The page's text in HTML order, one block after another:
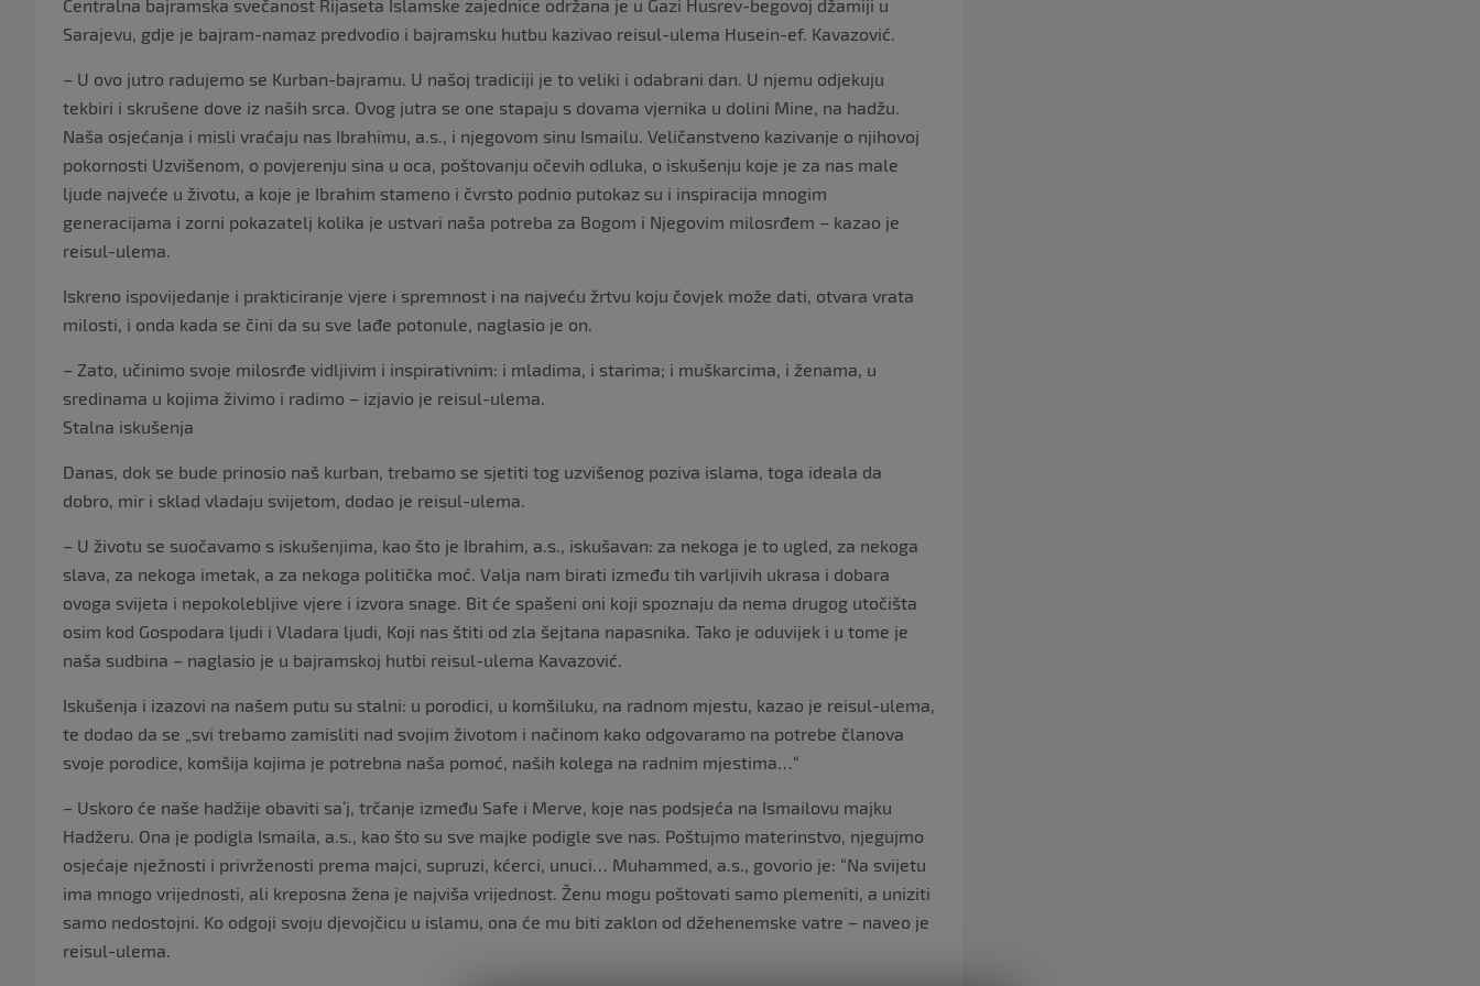
Centralna bajramska svečanost Rijaseta Islamske zajednice održana je u Gazi Husrev-begovoj džamiji u
Sarajevu, gdje je bajram-namaz predvodio i bajramsku hutbu kazivao reisul-ulema Husein-ef. Kavazović.
– U ovo jutro radujemo se Kurban-bajramu. U našoj tradiciji je to veliki i odabrani dan. U njemu odjekuju
tekbiri i skrušene dove iz naših srca. Ovog jutra se one stapaju s dovama vjernika u dolini Mine, na hadžu.
Naša osjećanja i misli vraćaju nas Ibrahimu, a.s., i njegovom sinu Ismailu. Veličanstveno kazivanje o njihovoj
pokornosti Uzvišenom, o povjerenju sina u oca, poštovanju očevih odluka, o iskušenju koje je za nas male
ljude najveće u životu, a koje je Ibrahim stameno i čvrsto podnio putokaz su i inspiracija mnogim
generacijama i zorni pokazatelj kolika je ustvari naša potreba za Bogom i Njegovim milosrđem – kazao je
reisul-ulema.
Iskreno ispovijedanje i prakticiranje vjere i spremnost i na najveću žrtvu koju čovjek može dati, otvara vrata
milosti, i onda kada se čini da su sve lađe potonule, naglasio je on.
– Zato, učinimo svoje milosrđe vidljivim i inspirativnim: i mladima, i starima; i muškarcima, i ženama, u
sredinama u kojima živimo i radimo – izjavio je reisul-ulema.
Stalna iskušenja
Danas, dok se bude prinosio naš kurban, trebamo se sjetiti tog uzvišenog poziva islama, toga ideala da
dobro, mir i sklad vladaju svijetom, dodao je reisul-ulema.
– U životu se suočavamo s iskušenjima, kao što je Ibrahim, a.s., iskušavan: za nekoga je to ugled, za nekoga
slava, za nekoga imetak, a za nekoga politička moć. Valja nam birati između tih varljivih ukrasa i dobara
ovoga svijeta i nepokolebljive vjere i izvora snage. Bit će spašeni oni koji spoznaju da nema drugog utočišta
osim kod Gospodara ljudi i Vladara ljudi, Koji nas štiti od zla šejtana napasnika. Tako je oduvijek i u tome je
naša sudbina – naglasio je u bajramskoj hutbi reisul-ulema Kavazović.
Iskušenja i izazovi na našem putu su stalni: u porodici, u komšiluku, na radnom mjestu, kazao je reisul-ulema,
te dodao da se „svi trebamo zamisliti nad svojim životom i načinom kako odgovaramo na potrebe članova
svoje porodice, komšija kojima je potrebna naša pomoć, naših kolega na radnim mjestima…“
– Uskoro će naše hadžije obaviti saʿj, trčanje između Safe i Merve, koje nas podsjeća na Ismailovu majku
Hadžeru. Ona je podigla Ismaila, a.s., kao što su sve majke podigle sve nas. Poštujmo materinstvo, njegujmo
osjećaje nježnosti i privrženosti prema majci, supruzi, kćerci, unuci… Muhammed, a.s., govorio je: “Na svijetu
ima mnogo vrijednosti, ali kreposna žena je najviša vrijednost. Ženu mogu poštovati samo plemeniti, a uniziti
samo nedostojni. Ko odgoji svoju djevojčicu u islamu, ona će mu biti zaklon od džehenemske vatre – naveo je
reisul-ulema.